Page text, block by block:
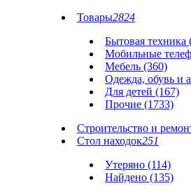
Товары2824
Бытовая техника
Мобильные
Мебель (360)
Одежда, обувь и
Для детей (167)
Прочие (1733)
Строительство и
Стол находок251
Утеряно (114)
Найдено (135)